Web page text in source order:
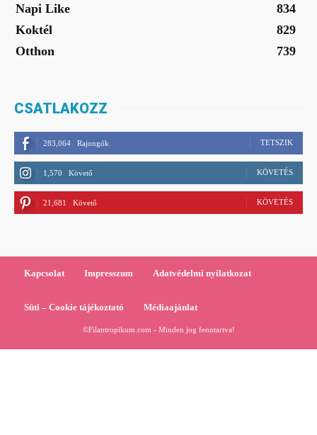
Napi Like
834
Koktél
829
Otthon
739
CSATLAKOZZ
283,064 Rajongók TETSZIK
1,570 Követő KÖVETÉS
21,681 Követő KÖVETÉS
Kapcsolat Impresszum Adatvédelmi nyilatkozat
Süti – Cookie tájékoztató Médiaajánlat
©Filantropikum.com - Minden jog fenntartva!